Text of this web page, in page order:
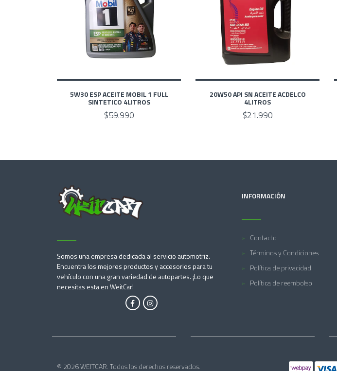
5W30 ESP ACEITE MOBIL 1 FULL
SINTETICO 4LITROS
$59.990
20W50 API SN ACEITE ACDELCO
4LITROS
$21.990
Somos una empresa dedicada al servicio automotriz.
Encuentra los mejores productos y accesorios para tu
vehículo con una gran variedad de autopartes. ¡Lo que
necesitas esta en WeitCar!
INFORMACIÓN
Contacto
Términos y Condiciones
Política de privacidad
Política de reembolso
© 2026 WEITCAR. Todos los derechos reservados.